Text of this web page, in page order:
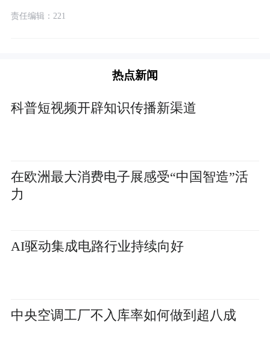
责任编辑：221
热点新闻
科普短视频开辟知识传播新渠道
在欧洲最大消费电子展感受“中国智造”活
力
AI驱动集成电路行业持续向好
中央空调工厂不入库率如何做到超八成